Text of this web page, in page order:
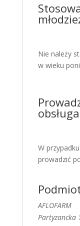
Nie należy
w wieku
W
prowadzić
AFLOFARM
Partyzancka